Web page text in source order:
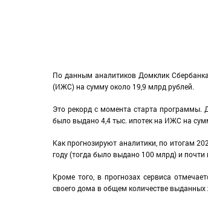
По данным аналитиков Домклик
(ИЖС) на сумму около 19,9 млрд рублей.
Это рекорд с момента старта программы.
было выдано 4,4 тыс. ипотек на ИЖС на
Как прогнозируют аналитики, по итогам
году (тогда было выдано 100 млрд) и
Кроме того, в прогнозах сервиса
своего дома в общем количестве выданных